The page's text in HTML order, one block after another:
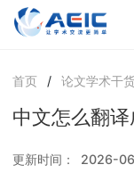
首页 / 论文学术干
中文怎么翻
更新时间： 2026-